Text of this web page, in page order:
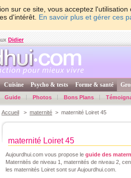
sur ce site, vous acceptez
d'intérêt. En savoir plus et gérer ces
Didier
Cuisine Psycho & tests Forme & santé
Guide Photos Bons Plans
Accueil > maternité > maternité Loiret 45
maternité Loiret 45
Aujourdhui.com vous propose le guide des
Maternités de niveau 1, maternités de niveau 2,
les maternités Loiret sont sur Aujourdhui.com.